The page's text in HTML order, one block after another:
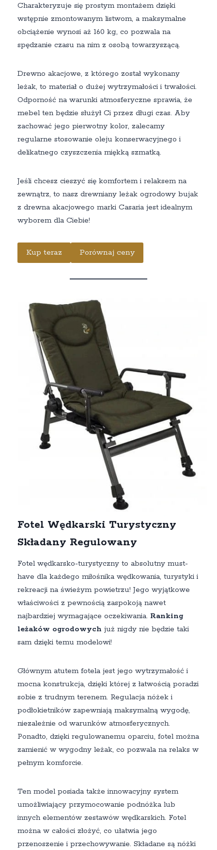
Charakteryzuje się prostym montażem dzięki
wstępnie zmontowanym listwom, a maksymalne
obciążenie wynosi aż 160 kg, co pozwala na
spędzanie czasu na nim z osobą towarzyszącą.
Drewno akacjowe, z którego został wykonany
leżak, to materiał o dużej wytrzymałości i trwałości.
Odporność na warunki atmosferyczne sprawia, że
mebel ten będzie służył Ci przez długi czas. Aby
zachować jego pierwotny kolor, zalecamy
regularne stosowanie oleju konserwacyjnego i
delikatnego czyszczenia miękką szmatką.
Jeśli chcesz cieszyć się komfortem i relaksem na
zewnątrz, to nasz drewniany leżak ogrodowy bujak
z drewna akacjowego marki Casaria jest idealnym
wyborem dla Ciebie!
Kup teraz Porównaj ceny
Fotel Wędkarski Turystyczny
Składany Regulowany
Fotel wędkarsko-turystyczny to absolutny must-
have dla każdego miłośnika wędkowania, turystyki i
rekreacji na świeżym powietrzu! Jego wyjątkowe
właściwości z pewnością zaspokoją nawet
najbardziej wymagające oczekiwania. Ranking
leżaków ogrodowych już nigdy nie będzie taki
sam dzięki temu modelowi!
Głównym atutem fotela jest jego wytrzymałość i
mocna konstrukcja, dzięki której z łatwością poradzi
sobie z trudnym terenem. Regulacja nóżek i
podłokietników zapewniają maksymalną wygodę,
niezależnie od warunków atmosferycznych.
Ponadto, dzięki regulowanemu oparciu, fotel można
zamienić w wygodny leżak, co pozwala na relaks w
pełnym komforcie.
Ten model posiada także innowacyjny system
umożliwiający przymocowanie podnóżka lub
innych elementów zestawów wędkarskich. Fotel
można w całości złożyć, co ułatwia jego
przenoszenie i przechowywanie. Składane są nóżki